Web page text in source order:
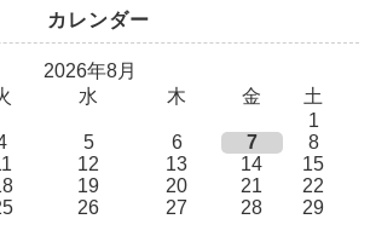
カレンダー
2026年8月
水 木 金
土
1
5 6 7
8
12 13 14
15
19 20 21
22
26 27 28
29